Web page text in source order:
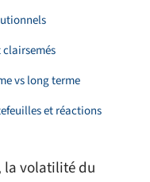
clairsemés
vs long terme
et réactions
la volatilité du